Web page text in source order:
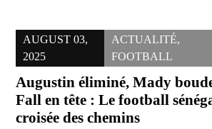
AUGUST 03,
2025
ACTUALITÉ,
FOOTBALL
Augustin éliminé, Mady
Fall en tête : Le football
croisée des chemins